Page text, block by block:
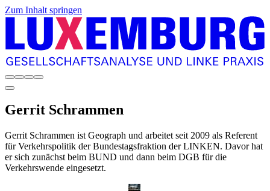
Zum Inhalt springen
Gerrit Schrammen
Gerrit Schrammen ist Geograph und arbeitet seit 2009 als Referent
für Verkehrspolitik der Bundestagsfraktion der LINKEN. Davor hat
er sich zunächst beim BUND und dann beim DGB für die
Verkehrswende eingesetzt.